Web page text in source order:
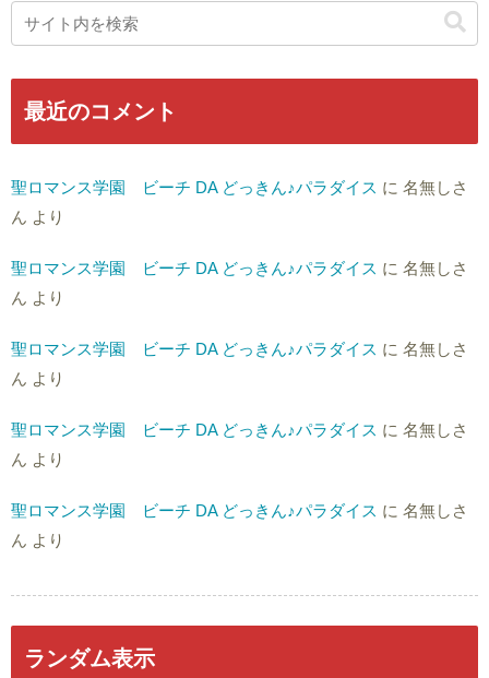
最近のコメント
聖ロマンス学園 ビーチ DA どっきん♪パラダイス に 名無しさ
ん より
聖ロマンス学園 ビーチ DA どっきん♪パラダイス に 名無しさ
ん より
聖ロマンス学園 ビーチ DA どっきん♪パラダイス に 名無しさ
ん より
聖ロマンス学園 ビーチ DA どっきん♪パラダイス に 名無しさ
ん より
聖ロマンス学園 ビーチ DA どっきん♪パラダイス に 名無しさ
ん より
ランダム表示